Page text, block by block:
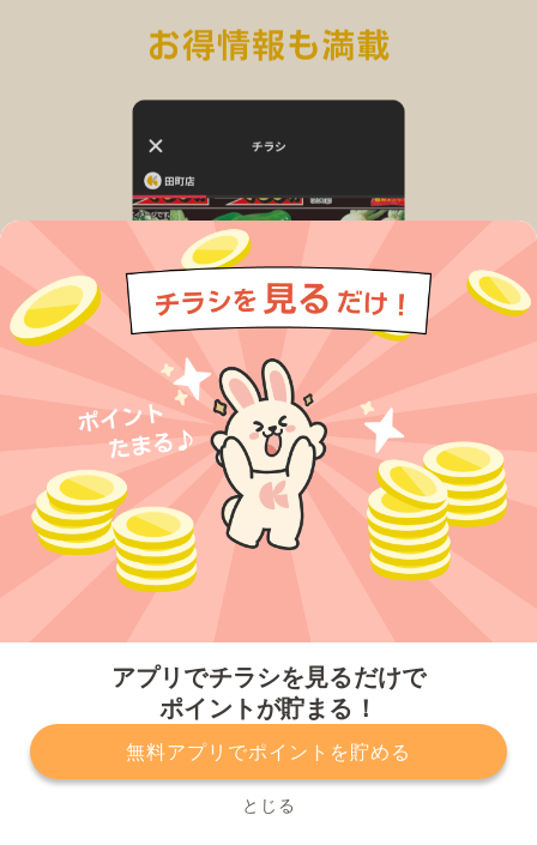
アプリでチラシを見るだけで
ポイントが貯まる！
無料アプリでポイントを貯める
とじる
プライバシーポリシー 利用規約
運営会社
サービスに関してのお問い合わせ